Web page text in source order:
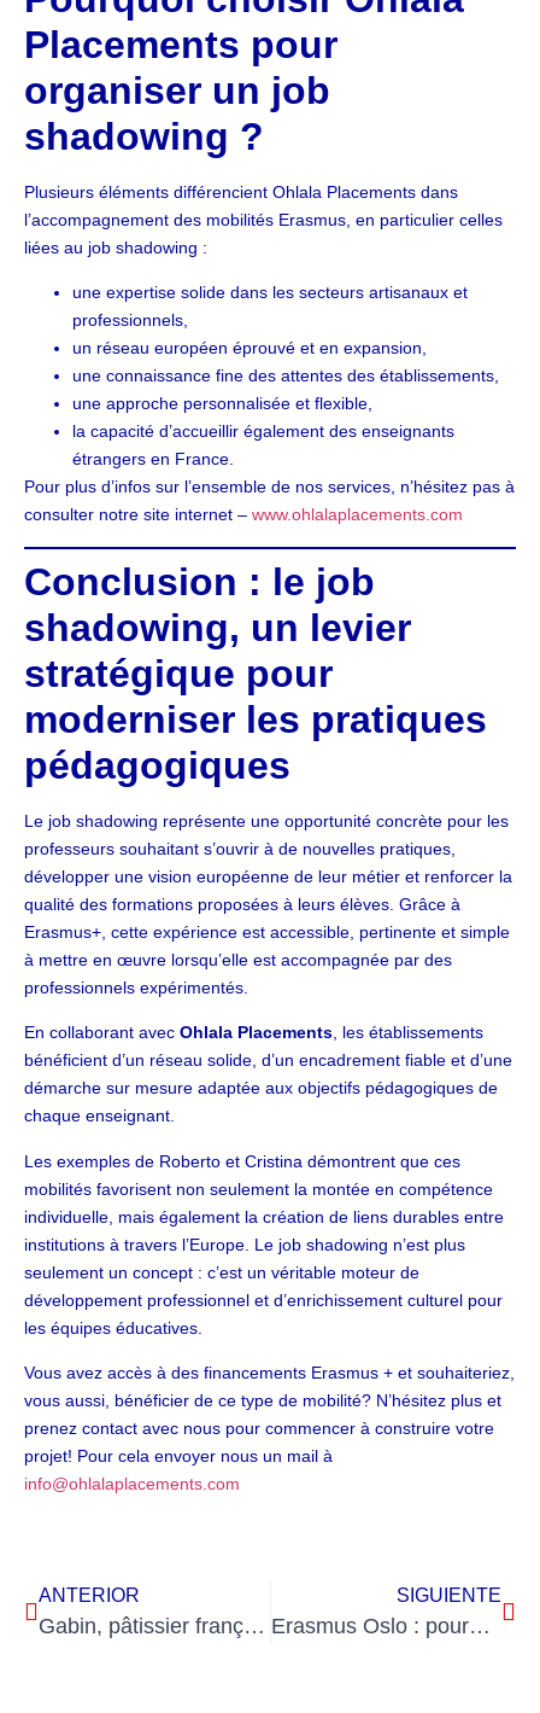
Placements pour
organiser un job
shadowing ?
Plusieurs éléments différencient Ohlala Placements dans
l’accompagnement des mobilités Erasmus, en particulier celles
liées au job shadowing :
une expertise solide dans les secteurs artisanaux et
professionnels,
un réseau européen éprouvé et en expansion,
une connaissance fine des attentes des établissements,
une approche personnalisée et flexible,
la capacité d’accueillir également des enseignants
étrangers en France.
Pour plus d’infos sur l’ensemble de nos services, n’hésitez pas à
consulter notre site internet – www.ohlalaplacements.com
Conclusion : le job
shadowing, un levier
stratégique pour
moderniser les pratiques
pédagogiques
Le job shadowing représente une opportunité concrète pour les
professeurs souhaitant s’ouvrir à de nouvelles pratiques,
développer une vision européenne de leur métier et renforcer la
qualité des formations proposées à leurs élèves. Grâce à
Erasmus+, cette expérience est accessible, pertinente et simple
à mettre en œuvre lorsqu’elle est accompagnée par des
professionnels expérimentés.
En collaborant avec Ohlala Placements , les établissements
bénéficient d’un réseau solide, d’un encadrement fiable et d’une
démarche sur mesure adaptée aux objectifs pédagogiques de
chaque enseignant.
Les exemples de Roberto et Cristina démontrent que ces
mobilités favorisent non seulement la montée en compétence
individuelle, mais également la création de liens durables entre
institutions à travers l’Europe. Le job shadowing n’est plus
seulement un concept : c’est un véritable moteur de
développement professionnel et d’enrichissement culturel pour
les équipes éducatives.
Vous avez accès à des financements Erasmus + et souhaiteriez,
vous aussi, bénéficier de ce type de mobilité? N’hésitez plus et
prenez contact avec nous pour commencer à construire votre
projet! Pour cela envoyer nous un mail à
info@ohlalaplacements.com
ANTERIOR
Gabin, pâtissier français en stage dans un hôtel 5 étoiles à Oslo : une réussite inspirante
SIGUIENTE
Erasmus Oslo : pourquoi la capitale norvégienne séduit les apprentis et étudiants européens ?